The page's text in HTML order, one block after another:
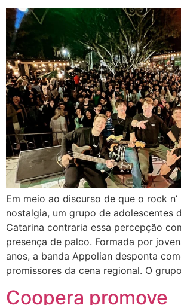
Em meio ao discurso de que o rock
nostalgia, um grupo de adolescentes
Catarina contraria essa percepção
presença de palco. Formada por
anos, a banda Appolian desponta
promissores da cena regional. O
Coopera promove